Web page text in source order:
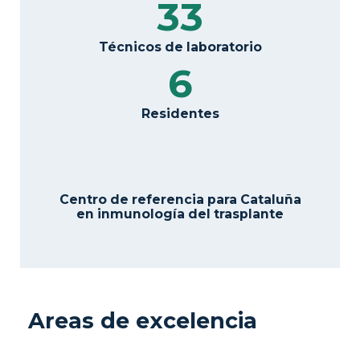
33
Técnicos de laboratorio
6
Residentes
Centro de referencia para Cataluña
en inmunología del trasplante
Areas de excelencia